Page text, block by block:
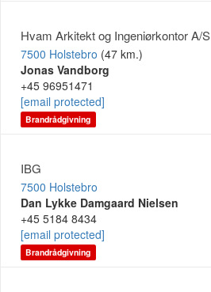
Hvam Arkitekt og Ingeniørkontor A/S
7500 Holstebro (47 km.)
Jonas Vandborg
+45 96951471
[email protected]
Brandrådgivning
IBG
7500 Holstebro
Dan Lykke Damgaard Nielsen
+45 5184 8434
[email protected]
Brandrådgivning